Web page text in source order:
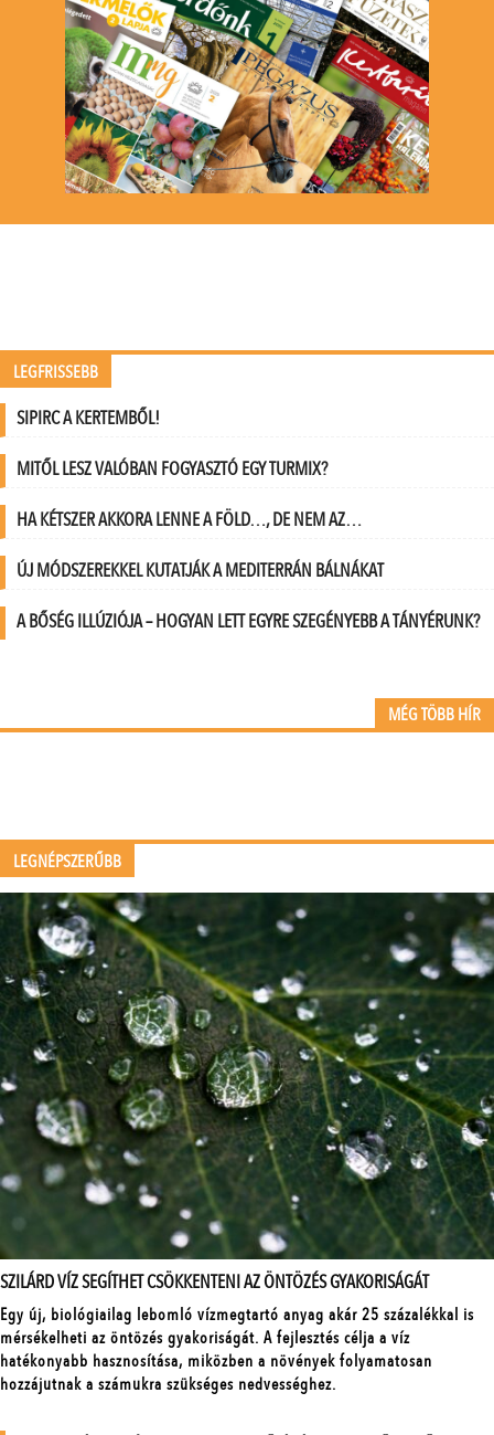
LEGFRISSEBB
SIPIRC A KERTEMBŐL!
MITŐL LESZ VALÓBAN FOGYASZTÓ EGY TURMIX?
HA KÉTSZER AKKORA LENNE A FÖLD…, DE NEM AZ…
ÚJ MÓDSZEREKKEL KUTATJÁK A MEDITERRÁN BÁLNÁKAT
A BŐSÉG ILLÚZIÓJA – HOGYAN LETT EGYRE SZEGÉNYEBB A TÁNYÉRUNK?
MÉG TÖBB HÍR
LEGNÉPSZERŰBB